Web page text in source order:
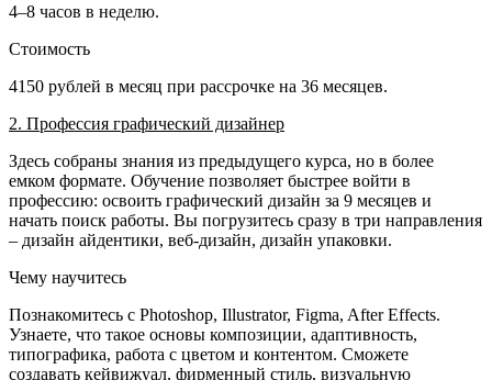
4–8 часов в неделю.
Стоимость
4150 рублей в месяц при рассрочке на 36 месяцев.
2. Профессия графический дизайнер
Здесь собраны знания из предыдущего курса, но в более
емком формате. Обучение позволяет быстрее войти в
профессию: освоить графический дизайн за 9 месяцев и
начать поиск работы. Вы погрузитесь сразу в три направления
– дизайн айдентики, веб-дизайн, дизайн упаковки.
Чему научитесь
Познакомитесь с Photoshop, Illustrator, Figma, After Effects.
Узнаете, что такое основы композиции, адаптивность,
типографика, работа с цветом и контентом. Сможете
создавать кейвижуал, фирменный стиль, визуальную